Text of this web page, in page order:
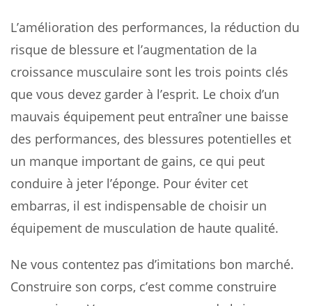
L’amélioration des performances, la réduction du
risque de blessure et l’augmentation de la
croissance musculaire sont les trois points clés
que vous devez garder à l’esprit. Le choix d’un
mauvais équipement peut entraîner une baisse
des performances, des blessures potentielles et
un manque important de gains, ce qui peut
conduire à jeter l’éponge. Pour éviter cet
embarras, il est indispensable de choisir un
équipement de musculation de haute qualité.
Ne vous contentez pas d’imitations bon marché.
Construire son corps, c’est comme construire